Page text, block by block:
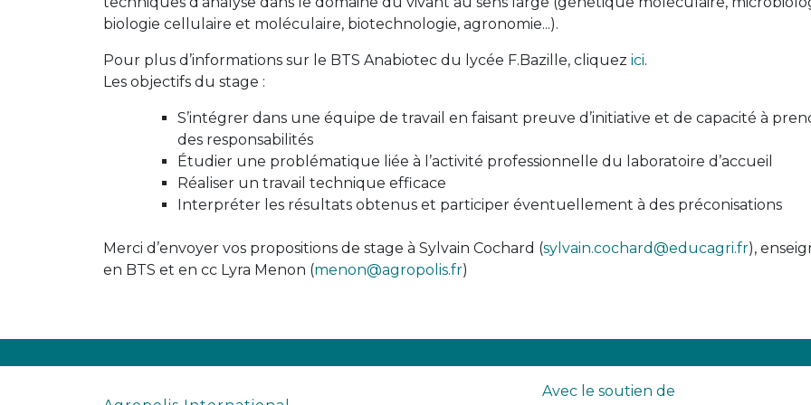
biologie cellulaire et moléculaire, biotechnologie, agronomie...).
Pour plus d’informations sur le BTS Anabiotec du lycée F.Bazille, cliquez ici.
Les objectifs du stage :
S’intégrer dans une équipe de travail en faisant preuve d’initiative et de capacité à
des responsabilités
Étudier une problématique liée à l’activité professionnelle du laboratoire d’accueil
Réaliser un travail technique efficace
Interpréter les résultats obtenus et participer éventuellement à des préconisations
Merci d’envoyer vos propositions de stage à Sylvain Cochard (sylvain.cochard@educagri.fr),
en BTS et en cc Lyra Menon (menon@agropolis.fr)
Avec le soutien de